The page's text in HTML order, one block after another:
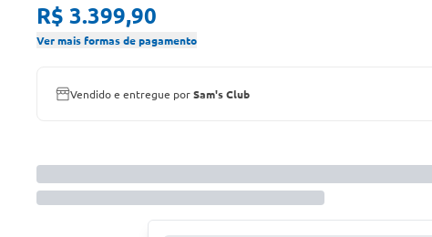
R$ 3.399,90
Ver mais formas de pagamento
Vendido e entregue porSam's Club